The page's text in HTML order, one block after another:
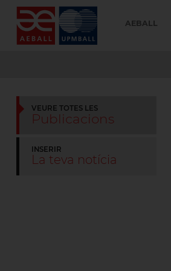
AEBALL
VEURE TOTES LES
Publicacions
INSERIR
La teva notícia